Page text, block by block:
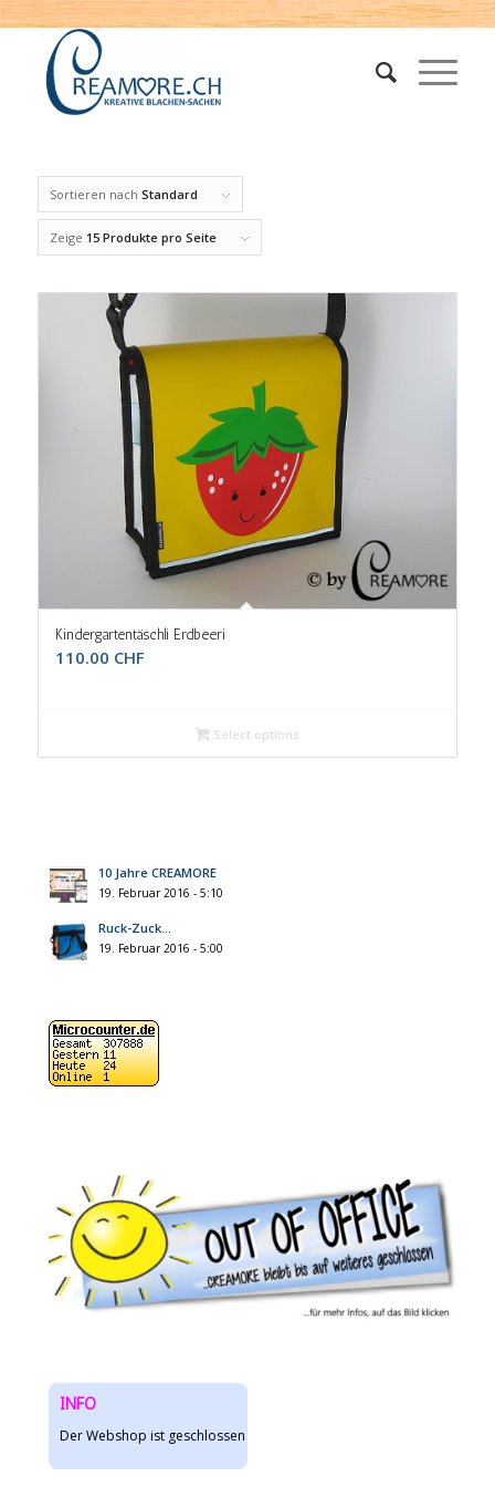
Sortieren nach Standard
Zeige 15 Produkte pro Seite
Kindergartentäschli Erdbeeri
110.00 CHF
Select options
10 Jahre CREAMORE
19. Februar 2016 - 5:10
Ruck-Zuck…
19. Februar 2016 - 5:00
INFO
Der Webshop ist geschlossen